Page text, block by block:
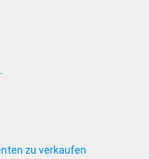
zu verkaufen